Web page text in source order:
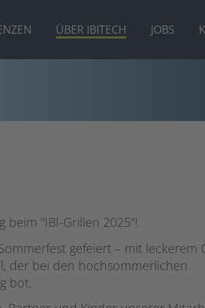
ÜBER IBITECH JOBS
beim "IBI-Grillen 2025"!
gefeiert – mit leckerem
der bei den hochsommerlichen
bot.